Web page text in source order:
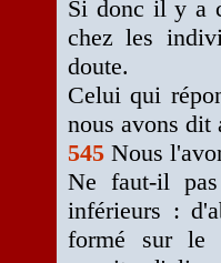
Si donc il y a
chez les
doute.
Celui qui
nous avons dit
545 Nous
Ne faut-il
inférieurs :
formé sur le